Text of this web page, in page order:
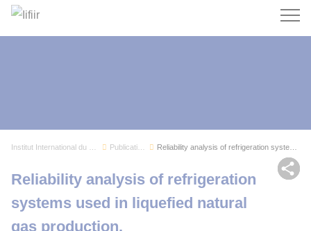
Publications
Reliability analysis of refrigeration systems u...
Reliability analysis of refrigeration
systems used in liquefied natural
gas production.